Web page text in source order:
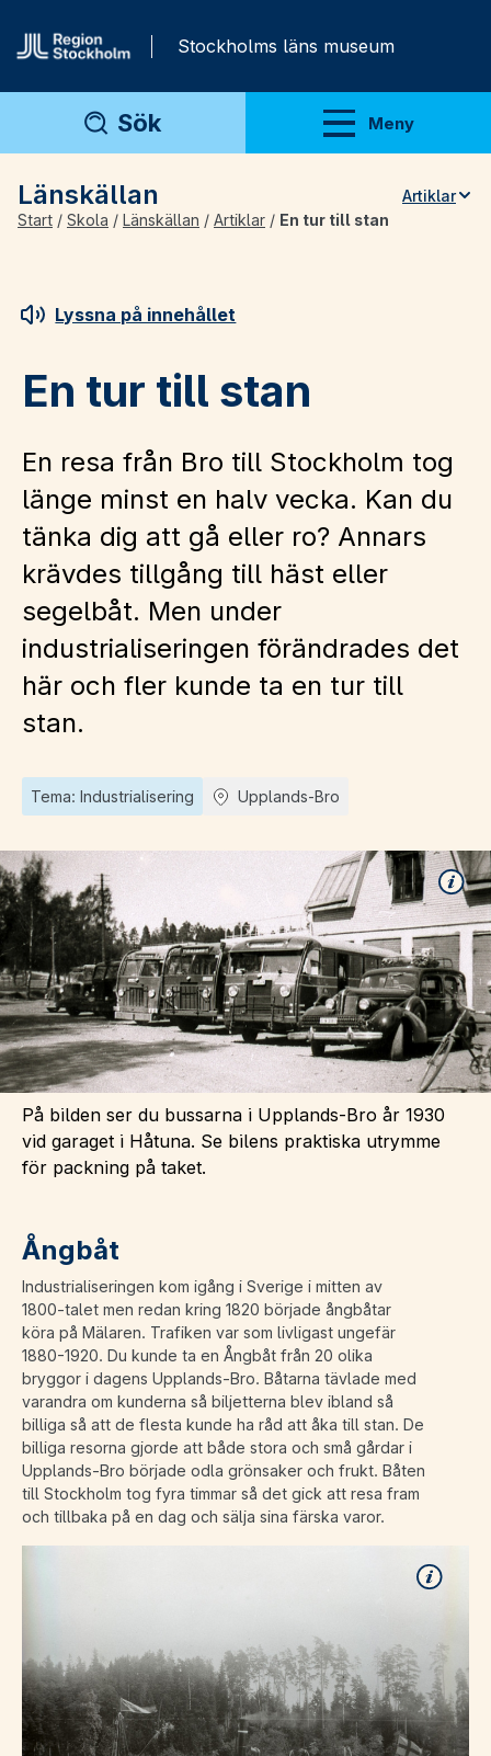
Stockholms läns museum
Sök Meny
Visa meny
Länskällan
Artiklar
Teman
Arkivmaterial
Start / Skola / Länskällan / Artiklar / En tur till stan
Lyssna på innehållet
En tur till stan
En resa från Bro till Stockholm tog
länge minst en halv vecka. Kan du
tänka dig att gå eller ro? Annars
krävdes tillgång till häst eller
segelbåt. Men under
industrialiseringen förändrades det
här och fler kunde ta en tur till
stan.
Tema: Industrialisering Upplands-Bro
På bilden ser du bussarna i Upplands-Bro år 1930
vid garaget i Håtuna. Se bilens praktiska utrymme
för packning på taket.
Ångbåt
Industrialiseringen kom igång i Sverige i mitten av
1800-talet men redan kring 1820 började ångbåtar
köra på Mälaren. Trafiken var som livligast ungefär
1880-1920. Du kunde ta en Ångbåt från 20 olika
bryggor i dagens Upplands-Bro. Båtarna tävlade med
varandra om kunderna så biljetterna blev ibland så
billiga så att de flesta kunde ha råd att åka till stan. De
billiga resorna gjorde att både stora och små gårdar i
Upplands-Bro började odla grönsaker och frukt. Båten
till Stockholm tog fyra timmar så det gick att resa fram
och tillbaka på en dag och sälja sina färska varor.